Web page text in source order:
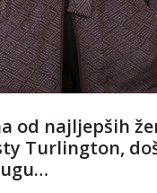
od najljepših
Turlington,